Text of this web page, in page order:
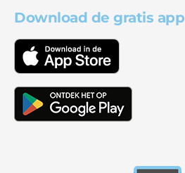
Download de gratis app